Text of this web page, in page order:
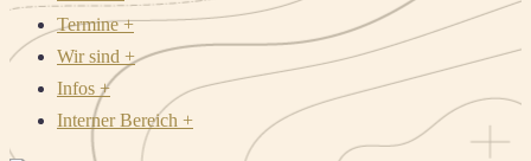
Termine+
Wir sind +
Infos +
Interner Bereich +